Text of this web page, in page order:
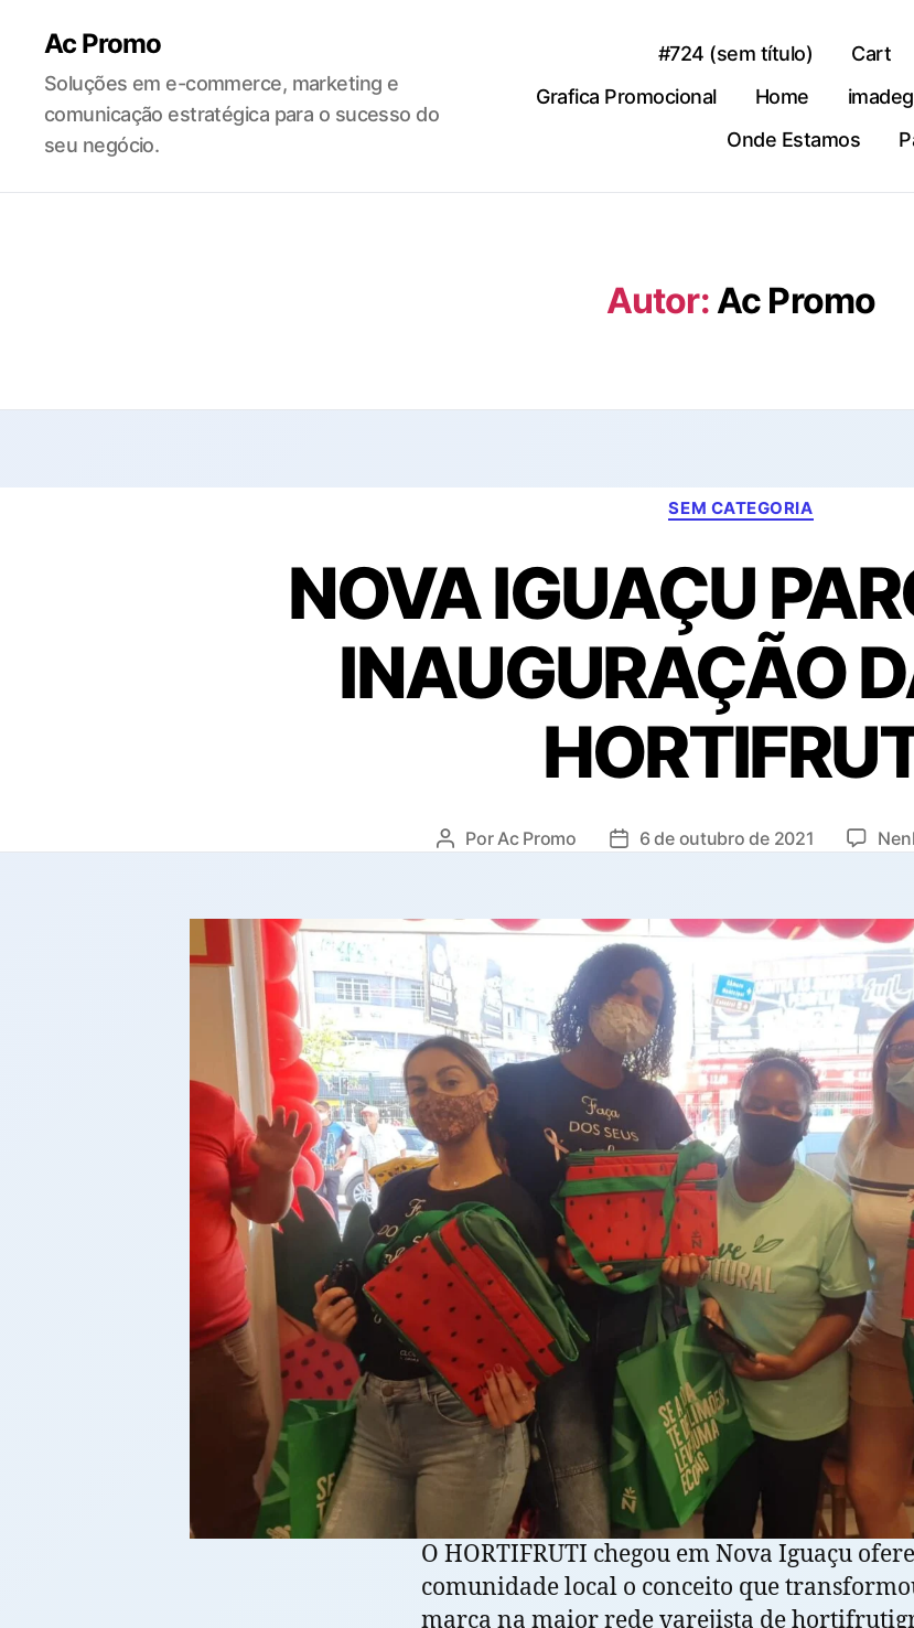
Ac Promo
Soluções em e-commerce, marketing e
comunicação estratégica para o sucesso do
seu negócio.
#724 (sem título) Cart
Grafica Promocional
Home
Onde Estamos
Autor: Ac Promo
Categorias
SEM CATEGORIA
NOVA IGUAÇU
INAUGURAÇÃO
Autor
Por Ac Promo
Data6 de outubro de 2021
O HORTIFRUTI chegou em Nova Iguaçu
comunidade local o conceito que
marca na maior rede varejista de